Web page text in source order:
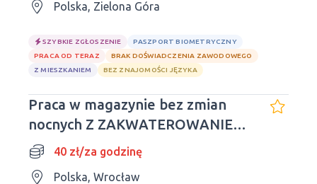
Polska, Zielona Góra
SZYBKIE ZGŁOSZENIE
PASZPORT BIOMETRYCZNY
PRACA OD TERAZ
BRAK DOŚWIADCZENIA ZAWODOWEGO
Z MIESZKANIEM
BEZ ZNAJOMOŚCI JĘZYKA
Praca w magazynie bez zmian
nocnych Z ZAKWATEROWANIEM
OD PRACODAWCY
40 zł/za godzinę
Polska, Wrocław